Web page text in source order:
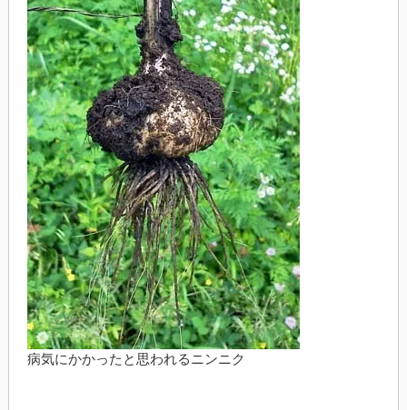
病気にかかったと思われるニンニク